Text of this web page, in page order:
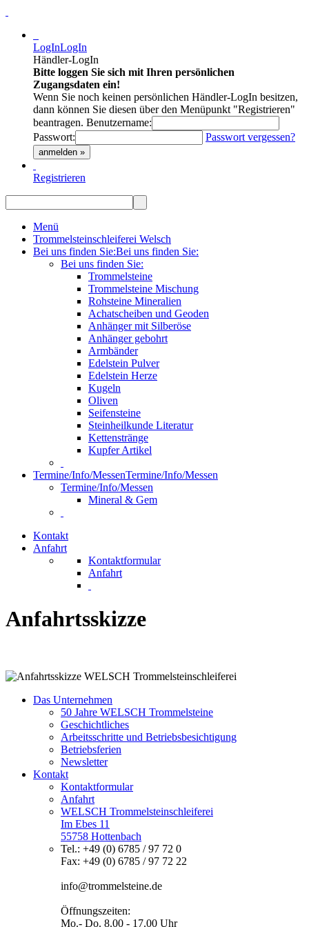
LogInLogIn
Händler-LogIn
Bitte loggen Sie sich mit Ihren persönlichen
Zugangsdaten ein!
Wenn Sie noch keinen persönlichen Händler-LogIn besitzen,
dann können Sie diesen über den Menüpunkt "Registrieren"
beantragen. Benutzername:
Passwort:
Passwort vergessen?
anmelden »
Registrieren
Menü
Trommelsteinschleiferei Welsch
Bei uns finden Sie:Bei uns finden Sie:
Bei uns finden Sie:
Trommelsteine
Trommelsteine Mischung
Rohsteine Mineralien
Achatscheiben und Geoden
Anhänger mit Silberöse
Anhänger gebohrt
Armbänder
Edelstein Pulver
Edelstein Herze
Kugeln
Oliven
Seifensteine
Steinheilkunde Literatur
Kettenstränge
Kupfer Artikel
Termine/Info/MessenTermine/Info/Messen
Termine/Info/Messen
Mineral & Gem
Kontakt
Anfahrt
Kontaktformular
Anfahrt
Anfahrtsskizze
Das Unternehmen
50 Jahre WELSCH Trommelsteine
Geschichtliches
Arbeitsschritte und Betriebsbesichtigung
Betriebsferien
Newsletter
Kontakt
Kontaktformular
Anfahrt
WELSCH Trommelsteinschleiferei
Im Ebes 11
55758 Hottenbach
Tel.: +49 (0) 6785 / 97 72 0
Fax: +49 (0) 6785 / 97 72 22
info@trommelsteine.de
Öffnungszeiten:
Mo.- Do. 8.00 - 17.00 Uhr